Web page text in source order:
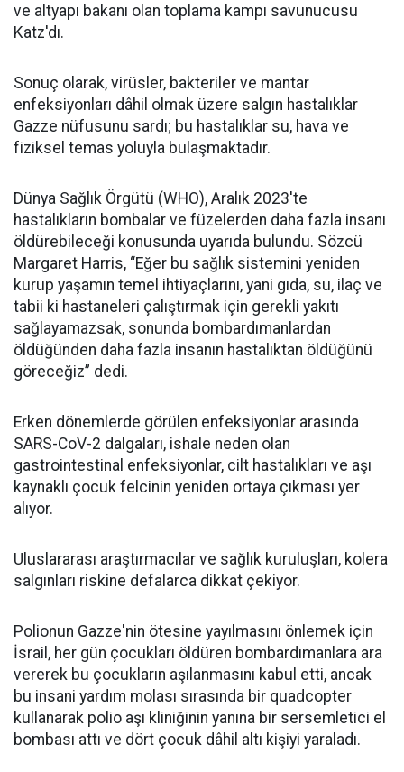
ve altyapı bakanı olan toplama kampı savunucusu
Katz'dı.
Sonuç olarak, virüsler, bakteriler ve mantar
enfeksiyonları dâhil olmak üzere salgın hastalıklar
Gazze nüfusunu sardı; bu hastalıklar su, hava ve
fiziksel temas yoluyla bulaşmaktadır.
Dünya Sağlık Örgütü (WHO), Aralık 2023'te
hastalıkların bombalar ve füzelerden daha fazla insanı
öldürebileceği konusunda uyarıda bulundu. Sözcü
Margaret Harris, “Eğer bu sağlık sistemini yeniden
kurup yaşamın temel ihtiyaçlarını, yani gıda, su, ilaç ve
tabii ki hastaneleri çalıştırmak için gerekli yakıtı
sağlayamazsak, sonunda bombardımanlardan
öldüğünden daha fazla insanın hastalıktan öldüğünü
göreceğiz” dedi.
Erken dönemlerde görülen enfeksiyonlar arasında
SARS-CoV-2 dalgaları, ishale neden olan
gastrointestinal enfeksiyonlar, cilt hastalıkları ve aşı
kaynaklı çocuk felcinin yeniden ortaya çıkması yer
alıyor.
Uluslararası araştırmacılar ve sağlık kuruluşları, kolera
salgınları riskine defalarca dikkat çekiyor.
Polionun Gazze'nin ötesine yayılmasını önlemek için
İsrail, her gün çocukları öldüren bombardımanlara ara
vererek bu çocukların aşılanmasını kabul etti, ancak
bu insani yardım molası sırasında bir quadcopter
kullanarak polio aşı kliniğinin yanına bir sersemletici el
bombası attı ve dört çocuk dâhil altı kişiyi yaraladı.